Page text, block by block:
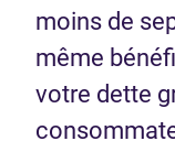
moins de
même
votre dette